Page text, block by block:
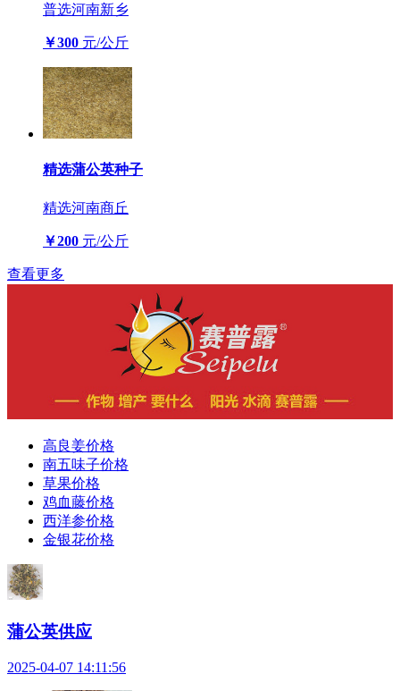
普选河南新乡
￥300 元/公斤
精选蒲公英种子
精选河南商丘
￥200 元/公斤
查看更多
高良姜价格
南五味子价格
草果价格
鸡血藤价格
西洋参价格
金银花价格
蒲公英供应
2025-04-07 14:11:56